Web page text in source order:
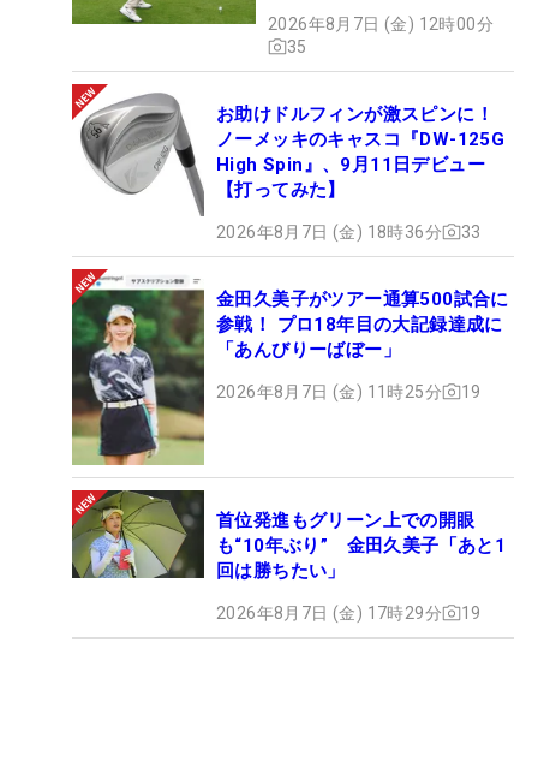
2026年8月7日 (金) 12時00分
35
お助けドルフィンが激スピンに！
ノーメッキのキャスコ『DW-125G
High Spin』、9月11日デビュー
【打ってみた】
2026年8月7日 (金) 18時36分 33
金田久美子がツアー通算500試合に
参戦！ プロ18年目の大記録達成に
「あんびりーばぼー」
2026年8月7日 (金) 11時25分 19
首位発進もグリーン上での開眼
も“10年ぶり” 金田久美子「あと1
回は勝ちたい」
2026年8月7日 (金) 17時29分 19